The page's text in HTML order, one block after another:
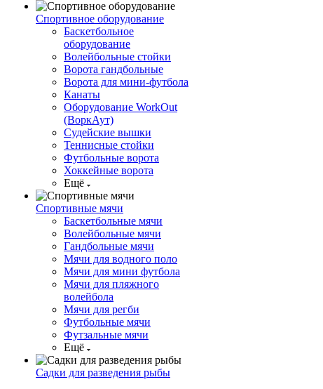
Спортивное оборудование
Баскетбольное
оборудование
Волейбольные стойки
Ворота гандбольные
Ворота для мини-футбола
Канаты
Оборудование WorkOut
(ВоркАут)
Судейские вышки
Теннисные стойки
Футбольные ворота
Хоккейные ворота
Ещё
Спортивные мячи
Баскетбольные мячи
Волейбольные мячи
Гандбольные мячи
Мячи для водного поло
Мячи для мини футбола
Мячи для пляжного
волейбола
Мячи для регби
Футбольные мячи
Футзальные мячи
Ещё
Садки для разведения рыбы